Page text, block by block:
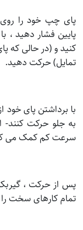
پای چپ خود را
پایین فشار دهید ،
تمایل) حرکت دهید.
با برداشتن پای خود
به جلو حرکت کنند-
سرعت کم کمک می
پس از حرکت ،
تمام کارهای سخت